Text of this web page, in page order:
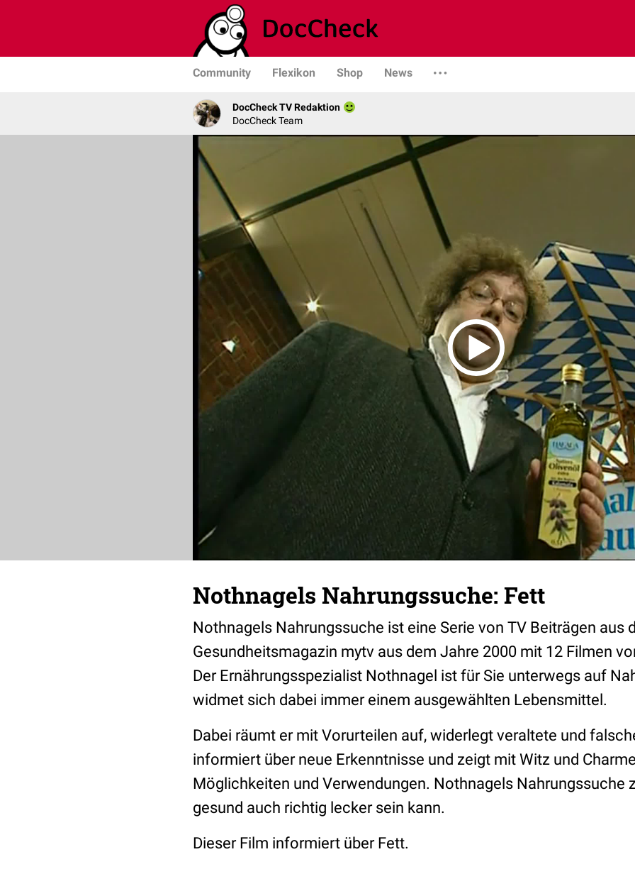
Community Flexikon Shop News
DocCheck TV Redaktion
DocCheck Team
Nothnagels Nahrungssuche: Fett
Nothnagels Nahrungssuche ist eine Serie von TV Beiträgen aus
Gesundheitsmagazin mytv aus dem Jahre 2000 mit 12 Filmen
Der Ernährungsspezialist Nothnagel ist für Sie unterwegs auf
widmet sich dabei immer einem ausgewählten Lebensmittel.
Dabei räumt er mit Vorurteilen auf, widerlegt veraltete und
informiert über neue Erkenntnisse und zeigt mit Witz und
Möglichkeiten und Verwendungen. Nothnagels Nahrungssuche
gesund auch richtig lecker sein kann.
Dieser Film informiert über Fett.